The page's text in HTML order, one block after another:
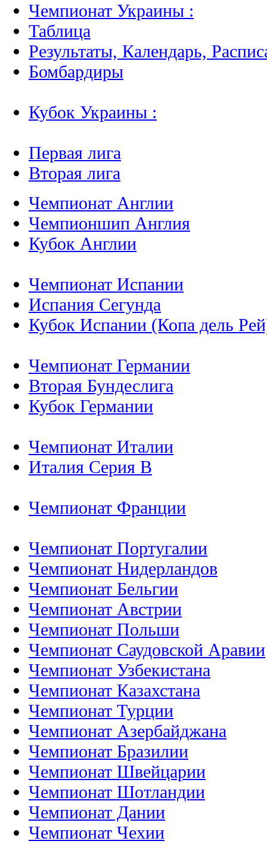
Чемпионат Украины :
Таблица
Результаты, Календарь,
Бомбардиры
Кубок Украины :
Первая лига
Вторая лига
Чемпионат Англии
Чемпионшип Англия
Кубок Англии
Чемпионат Испании
Испания Сегунда
Кубок Испании (Копа дель
Чемпионат Германии
Вторая Бундеслига
Кубок Германии
Чемпионат Италии
Италия Серия B
Чемпионат Франции
Чемпионат Португалии
Чемпионат Нидерландов
Чемпионат Бельгии
Чемпионат Австрии
Чемпионат Польши
Чемпионат Саудовской Аравии
Чемпионат Узбекистана
Чемпионат Казахстана
Чемпионат Турции
Чемпионат Азербайджана
Чемпионат Бразилии
Чемпионат Швейцарии
Чемпионат Шотландии
Чемпионат Дании
Чемпионат Чехии